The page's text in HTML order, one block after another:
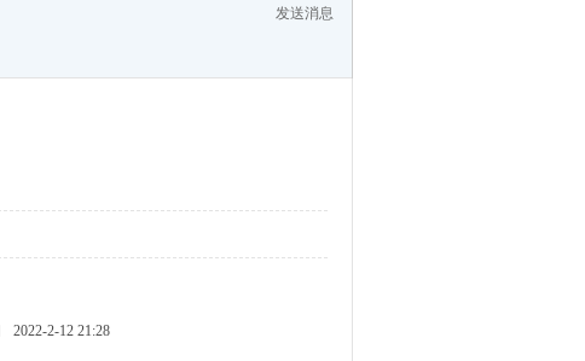
发送消息
2022-2-12 21:28